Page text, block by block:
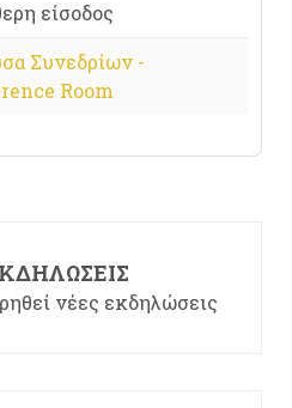
είσοδος
Συνεδρίων -
Room
νέες εκδηλώσεις